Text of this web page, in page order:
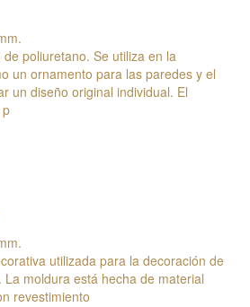
poliuretano. Se utiliza en la
un ornamento para las paredes y el
un diseño original individual. El
utilizada para la decoración de
moldura está hecha de material
revestimiento